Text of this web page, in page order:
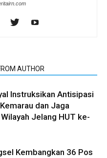
AUTHOR
Instruksikan Antisipasi
dan Jaga
Jelang HUT ke-
Kembangkan 36 Pos